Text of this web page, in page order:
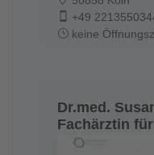
+49
keine
Dr.med.
Fachärztin